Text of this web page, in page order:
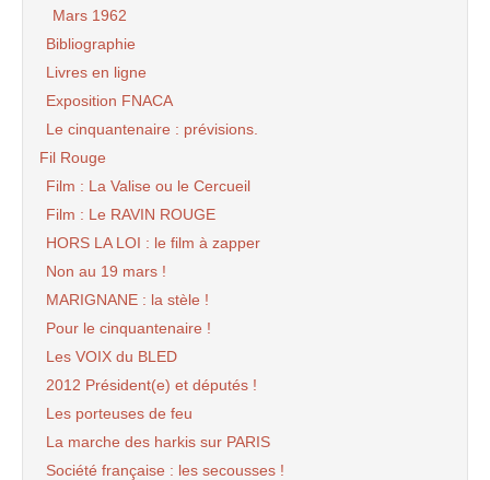
Mars 1962
Bibliographie
Livres en ligne
Exposition FNACA
Le cinquantenaire : prévisions.
Fil Rouge
Film : La Valise ou le Cercueil
Film : Le RAVIN ROUGE
HORS LA LOI : le film à zapper
Non au 19 mars !
MARIGNANE : la stèle !
Pour le cinquantenaire !
Les VOIX du BLED
2012 Président(e) et députés !
Les porteuses de feu
La marche des harkis sur PARIS
Société française : les secousses !